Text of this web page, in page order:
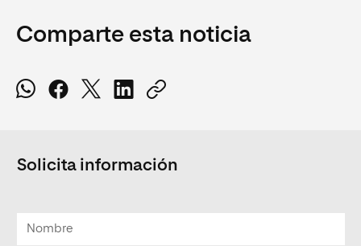
Comparte esta noticia
Solicita información